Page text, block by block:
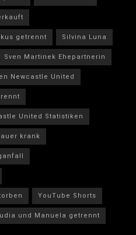
getrennt
Silvina Luna
Sven Martinek Ehepartnerin
Newcastle United
United Statistiken
krank
YouTube Shorts
und Manuela getrennt